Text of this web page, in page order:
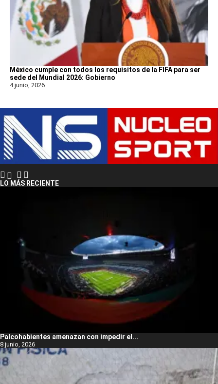
México cumple con todos los requisitos de la FIFA para ser
sede del Mundial 2026: Gobierno
4 junio, 2026
LO MÁS RECIENTE
Palcohabientes amenazan con impedir el...
8 junio, 2026